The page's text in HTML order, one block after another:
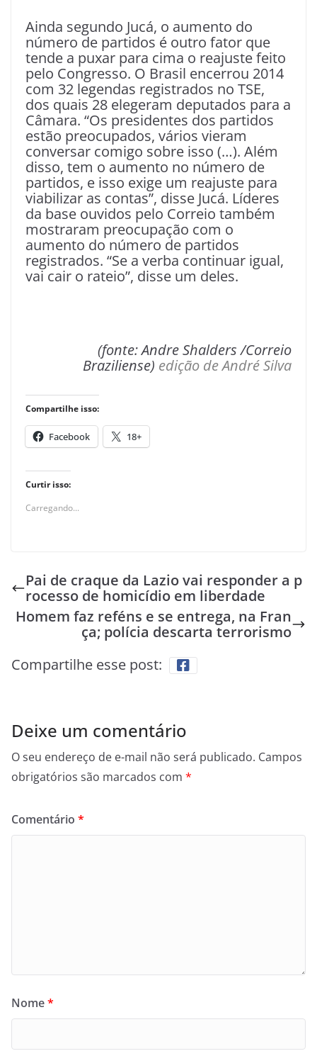
Ainda segundo Jucá, o aumento do
número de partidos é outro fator que
tende a puxar para cima o reajuste feito
pelo Congresso. O Brasil encerrou 2014
com 32 legendas registrados no TSE,
dos quais 28 elegeram deputados para a
Câmara. “Os presidentes dos partidos
estão preocupados, vários vieram
conversar comigo sobre isso (…). Além
disso, tem o aumento no número de
partidos, e isso exige um reajuste para
viabilizar as contas”, disse Jucá. Líderes
da base ouvidos pelo Correio também
mostraram preocupação com o
aumento do número de partidos
registrados. “Se a verba continuar igual,
vai cair o rateio”, disse um deles.
(fonte: Andre Shalders /Correio
Braziliense) edição de André Silva
Compartilhe isso:
Facebook 18+
Curtir isso:
Carregando...
Pai de craque da Lazio vai responder a p
rocesso de homicídio em liberdade
Homem faz reféns e se entrega, na Fran
ça; polícia descarta terrorismo
Compartilhe esse post:
Deixe um comentário
O seu endereço de e-mail não será publicado. Campos
obrigatórios são marcados com *
Comentário *
Nome*